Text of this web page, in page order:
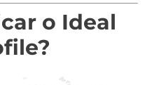
o Ideal